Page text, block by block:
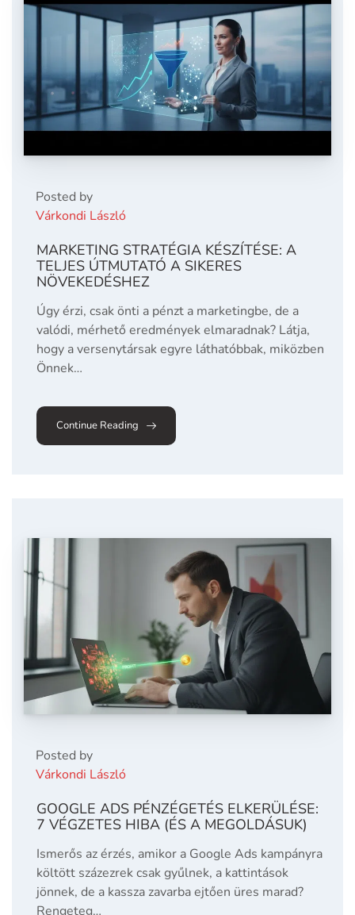
Posted by
Várkondi László
MARKETING STRATÉGIA KÉSZÍTÉSE: A
TELJES ÚTMUTATÓ A SIKERES
NÖVEKEDÉSHEZ
Úgy érzi, csak önti a pénzt a marketingbe, de a
valódi, mérhető eredmények elmaradnak? Látja,
hogy a versenytársak egyre láthatóbbak, miközben
Önnek…
Continue Reading
Posted by
Várkondi László
GOOGLE ADS PÉNZÉGETÉS ELKERÜLÉSE:
7 VÉGZETES HIBA (ÉS A MEGOLDÁSUK)
Ismerős az érzés, amikor a Google Ads kampányra
költött százezrek csak gyűlnek, a kattintások
jönnek, de a kassza zavarba ejtően üres marad?
Rengeteg…